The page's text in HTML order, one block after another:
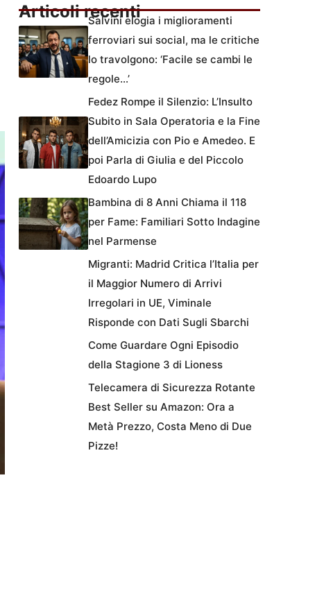
Articoli recentiSalvini elogia i miglioramenti
ferroviari sui social, ma le critiche
lo travolgono: ‘Facile se cambi le
regole…’
Fedez Rompe il Silenzio: L’Insulto
Subito in Sala Operatoria e la Fine
dell’Amicizia con Pio e Amedeo. E
poi Parla di Giulia e del Piccolo
Edoardo Lupo
Bambina di 8 Anni Chiama il 118
per Fame: Familiari Sotto Indagine
nel Parmense
Migranti: Madrid Critica l’Italia per
il Maggior Numero di Arrivi
Irregolari in UE, Viminale
Risponde con Dati Sugli Sbarchi
Come Guardare Ogni Episodio
della Stagione 3 di Lioness
Telecamera di Sicurezza Rotante
Best Seller su Amazon: Ora a
Metà Prezzo, Costa Meno di Due
Pizze!